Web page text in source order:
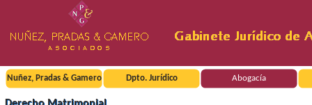
Nuñez, Pradas & Gamero Dpto. Jurídico Abogacía